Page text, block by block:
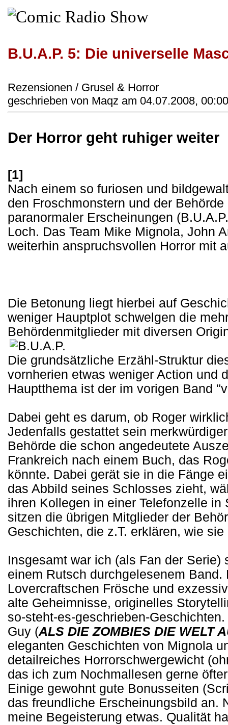
B.U.A.P. 5: Die universelle
Rezensionen / Grusel & Horror
geschrieben von Maqz am 04.07.2008,
Der Horror geht ruhiger weiter
[1]
Nach einem so furiosen und
den Froschmonstern und der
paranormaler Erscheinungen
Loch. Das Team Mike Mignola, John
weiterhin anspruchsvollen Horror mit
Die Betonung liegt hierbei auf
weniger Hauptplot schwelgen die
Behördenmitglieder mit diversen
Die grundsätzliche Erzähl-Struktur
vornherien etwas weniger Action und
Hauptthema ist der im vorigen Band
Dabei geht es darum, ob Roger
Jedenfalls gestattet sein
Behörde die schon angedeutete
Frankreich nach einem Buch, das
könnte. Dabei gerät sie in die Fänge
das Abbild seines Schlosses zieht,
ihren Kollegen in einer Telefonzelle
sitzen die übrigen Mitglieder der
Geschichten, die z.T. erklären, wie
Insgesamt war ich (als Fan der
einem Rutsch durchgelesenem
Lovercraftschen Frösche und
alte Geheimnisse, originelles
so-steht-es-geschrieben-
Guy (ALS DIE ZOMBIES DIE WELT
eleganten Geschichten von Mignola
detailreiches Horrorschwergewicht
das ich zum Nochmallesen gerne
Einige gewohnt gute Bonusseiten
das freundliche Erscheinungsbild an.
meine Begeisterung etwas. Qualität